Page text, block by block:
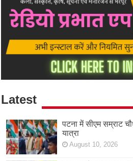
Latest
पटना में सीएम सम्राट
यात्रा
August 10, 2026